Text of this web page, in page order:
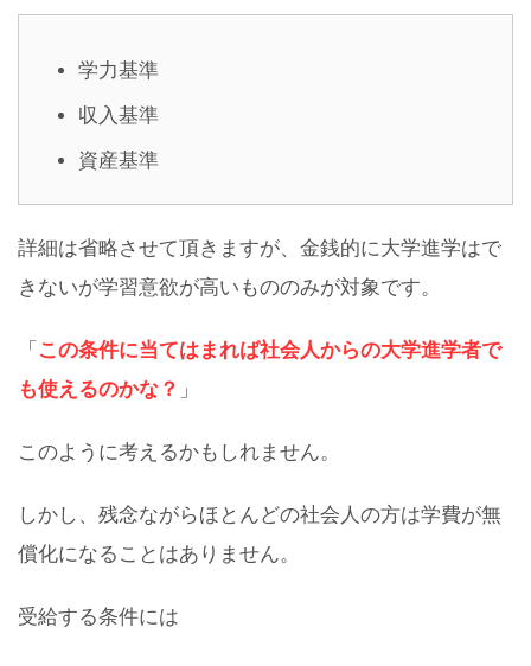
学力基準
収入基準
資産基準
詳細は省略させて頂きますが、金銭的に大学進学はで
きないが学習意欲が高いもののみが対象です。
「 この条件に当てはまれば社会人からの大学進学者で
も使えるのかな？ 」
このように考えるかもしれません。
しかし、残念ながらほとんどの社会人の方は学費が無
償化になることはありません。
受給する条件には